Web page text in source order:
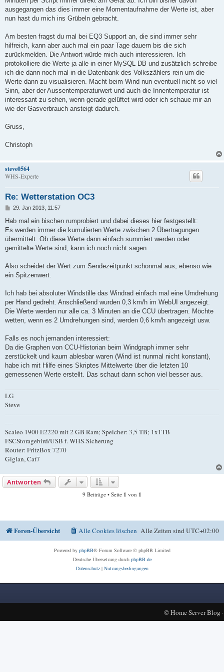
ausgegangen das dies immer eine Momentaufnahme der Werte ist, aber
nun hast du mich ins Grübeln gebracht.
Am besten fragst du mal bei EQ3 Support an, die sind immer sehr
hilfreich, kann aber auch mal ein paar Tage dauern bis die sich
zurückmelden. Die Antwort würde mich auch interessieren. Ich
protokolliere die Werte ja alle in einer MySQL DB und zusätzlich schreibe
ich die dann noch mal in die Datenbank des Volkszählers rein um die
Werte dann zu visualisieren. Macht beim Wind nun eventuell nicht so viel
Sinn, aber der Aussentemperaturwert und auch die Innentemperatur ist
interessant zu sehen, wenn gerade gelüftet wird oder ich schaue mir an
wie der Gasverbrauch ansteigt dadurch.
Gruss,
Christoph
steve0564
WHS-Experte
Re: Wetterstation OC3
B
i
r
a
29. Jan 2013, 11:57
Hab mal ein bischen rumprobiert und dabei dieses hier festgestellt:
Es werden immer die kumulierten Werte zwischen 2 Übertragungen
übermittelt. Ob diese Werte dann einfach summiert werden oder
gemittelte Werte sind, kann ich noch nicht sagen.....
Also scheidet der Wert zum Sendezeitpunkt schonmal aus, ebenso wie
ein Spitzenwert.
Ich hab bei absoluter Windstille das Windrad einfach mal eine Umdrehung
per Hand gedreht. Anschließend wurden 0,3 km/h im WebUI angezeigt.
Die Werte werden nur alle ca. 3 Minuten an die CCU übertragen. Möchte
wetten, wenn es 2 Umdrehungen sind, werden 0,6 km/h angezeigt usw.
Falls es noch jemanden interessiert:
Da die Graphen von CCU-Historian beim Windgraph immer sehr
zerstückelt und kaum ablesbar waren (Wind ist nunmal nicht konstant),
habe ich mit Hilfe eines Skriptes Mittelwerte über die letzten 10
gemessenen Werte erstellt. Das schaut dann schon viel besser aus.
LG
Steve
-----------------------------------------------------------------------------------------------------------
----
Scaleo 1900 E2220 mit 2 GB Ram; Speicher: 3,5 TB; 1x1TB
FSCStoragebird/USB f. WHS-Sicherung
Router: FritzBox 7270
Giglan, Cat7
Antworten
9 Beiträge • Seite 1 von 1
Foren-Übersicht Alle Zeiten sindUTC+02:00
Alle Cookies löschen
Powered by phpBB® Forum Software © phpBB Limited
Deutsche Übersetzung durch phpBB.de
Datenschutz| Nutzungsbedingungen
©Home Server Blog